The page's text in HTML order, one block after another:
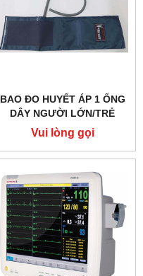
BAO ĐO HUYẾT ÁP 1 ỐNG
DÂY NGƯỜI LỚN/TRẺ
EM/SƠ SINH
Vui lòng gọi